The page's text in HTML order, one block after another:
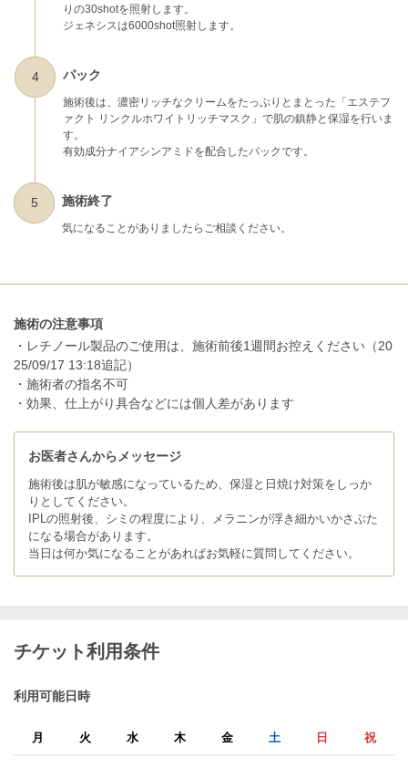
りの30shotを照射します。
ジェネシスは6000shot照射します。
4 パック
施術後は、濃密リッチなクリームをたっぷりとまとった「エステフ
ァクト リンクルホワイトリッチマスク」で肌の鎮静と保湿を行いま
す。
有効成分ナイアシンアミドを配合したパックです。
5 施術終了
気になることがありましたらご相談ください。
施術の注意事項
・レチノール製品のご使用は、施術前後1週間お控えください（20
25/09/17 13:18追記）
・施術者の指名不可
・効果、仕上がり具合などには個人差があります
お医者さんからメッセージ
施術後は肌が敏感になっているため、保湿と日焼け対策をしっか
りとしてください。
IPLの照射後、シミの程度により、メラニンが浮き細かいかさぶた
になる場合があります。
当日は何か気になることがあればお気軽に質問してください。
チケット利用条件
利用可能日時
月 火 水 木 金 土 日 祝